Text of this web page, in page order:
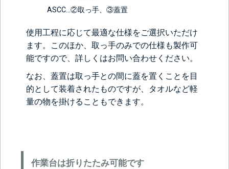
ASCC…②取っ手、③蓋置
使用工程に応じて最適な仕様をご選択いただけ
ます。このほか、取っ手のみでの仕様も製作可
能ですので、詳しくはお問い合わせください。
なお、蓋置は取っ手との間に蓋を置くことを目
的として装着されたものですが、タオルなど軽
量の物を掛けることもできます。
作業台は折りたたみ可能です